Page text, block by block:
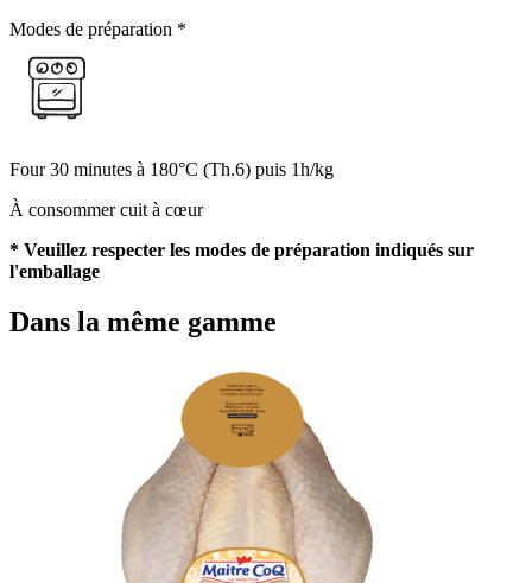
Modes de préparation *
Four 30 minutes à 180°C (Th.6) puis 1h/kg
À consommer cuit à cœur
* Veuillez respecter les modes de préparation indiqués sur
l'emballage
Dans la même gamme